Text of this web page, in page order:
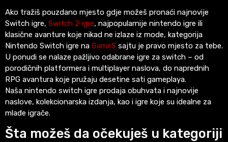
Ako tražiš pouzdano mjesto gdje možeš pronaći najnovije
Switch igre, Switch 2 igre, najpopularnije nintendo igre ili
klasične avanture koje nikad ne izlaze iz mode, kategorija
Nintendo Switch igre na GameS sajtu je pravo mjesto za tebe.
U ponudi se nalaze pažljivo odabrane igre za switch – od
porodičnih platformera i multiplayer naslova, do naprednih
RPG avantura koje pružaju desetine sati gameplaya.
Naša nintendo switch igre prodaja obuhvata i najnovije
naslove, kolekcionarska izdanja, kao i igre koje su idealne za
mlađe igrače.
Šta možeš da očekuješ u kategoriji